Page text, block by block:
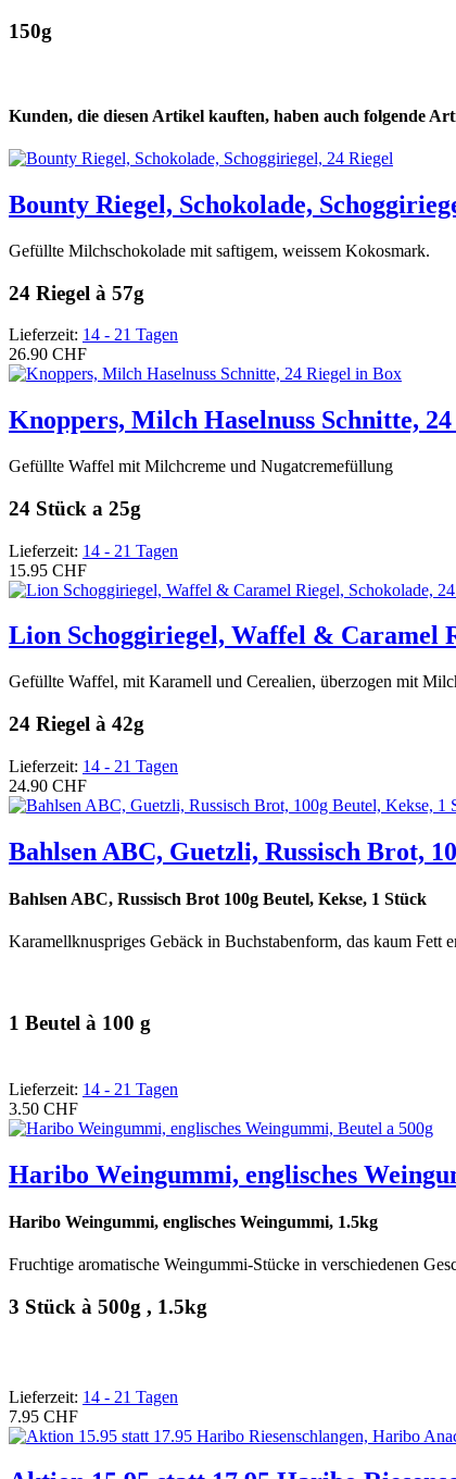
150g
Kunden, die diesen Artikel kauften, haben auch folgende
Bounty Riegel, Schokolade,
Gefüllte Milchschokolade mit saftigem, weissem Kokosmark.
24 Riegel à 57g
Lieferzeit: 14 - 21 Tagen
26.90 CHF
Knoppers, Milch Haselnuss Schnitte,
Gefüllte Waffel mit Milchcreme und Nugatcremefüllung
24 Stück a 25g
Lieferzeit: 14 - 21 Tagen
15.95 CHF
Lion Schoggiriegel, Waffel & Caramel
Gefüllte Waffel, mit Karamell und Cerealien, überzogen mit
24 Riegel à 42g
Lieferzeit: 14 - 21 Tagen
24.90 CHF
Bahlsen ABC, Guetzli, Russisch Brot,
Bahlsen ABC, Russisch Brot 100g Beutel, Kekse, 1 Stück
Karamellknuspriges Gebäck in Buchstabenform, das kaum Fett
1 Beutel à 100 g
Lieferzeit: 14 - 21 Tagen
3.50 CHF
Haribo Weingummi, englisches
Haribo Weingummi, englisches Weingummi, 1.5kg
Fruchtige aromatische Weingummi-Stücke in verschiedenen
3 Stück à 500g , 1.5kg
Lieferzeit: 14 - 21 Tagen
7.95 CHF